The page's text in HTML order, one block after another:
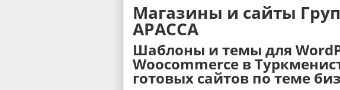
Магазины и сайты
АРАССА
Шаблоны и темы для
Woocommerce в
готовых сайтов по теме